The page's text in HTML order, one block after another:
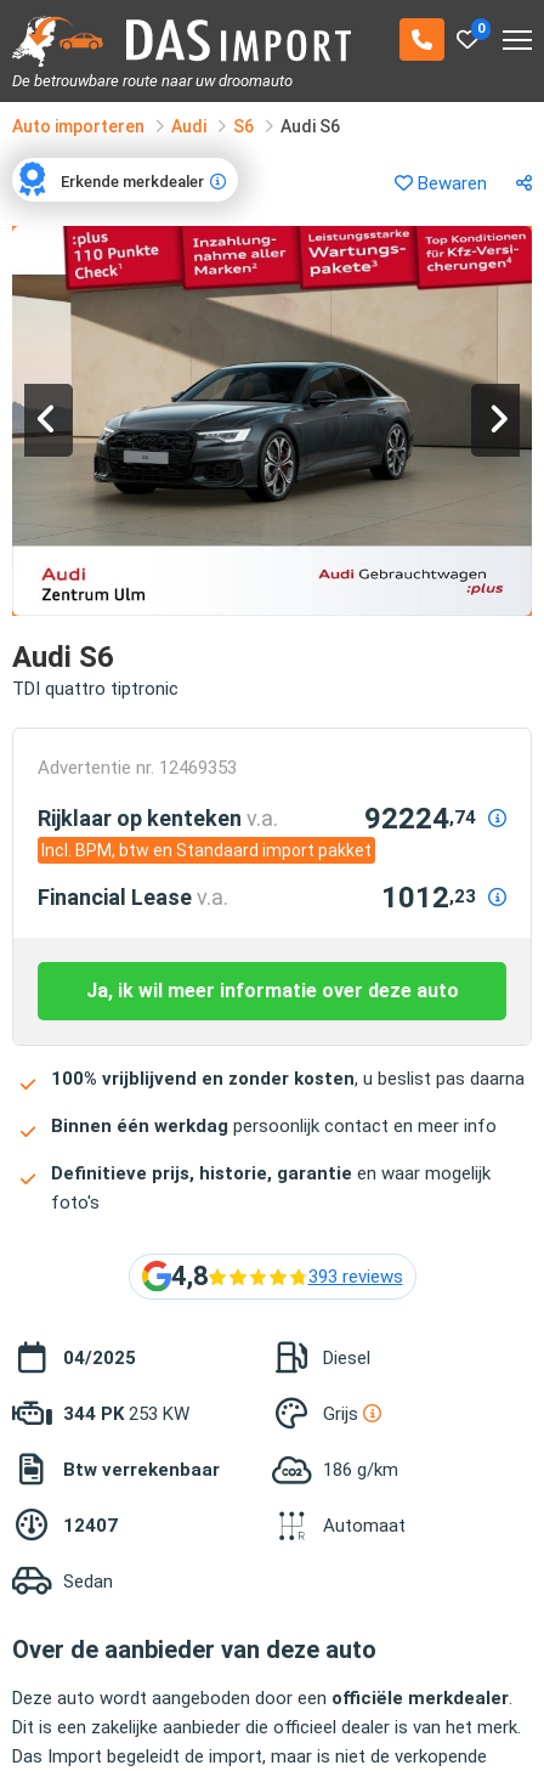
0
De betrouwbare route naar uw droomauto
Auto importeren Audi S6 Audi S6
Bewaren
Erkende merkdealer
Erkende merkdealer
Audi S6
TDI quattro tiptronic
Advertentie nr. 12469353
Rijklaar op kenteken v.a. 92224,74
Incl. BPM, btw en Standaard import pakket
Financial Leasev.a. 1012,23
Ja, ik wil meer informatie over deze auto
100% vrijblijvend en zonder kosten, u beslist pas daarna
Binnen één werkdag persoonlijk contact en meer info
Definitieve prijs, historie, garantie en waar mogelijk
foto's
4,8 393 reviews
04/2025 Diesel
344 PK253 KW Grijs
Btw verrekenbaar 186 g/km
12407 Automaat
Sedan
Over de aanbieder van deze auto
Deze auto wordt aangeboden door een officiële merkdealer
Dit is een zakelijke aanbieder die officieel dealer is van het merk.
Das Import begeleidt de import, maar is niet de verkopende